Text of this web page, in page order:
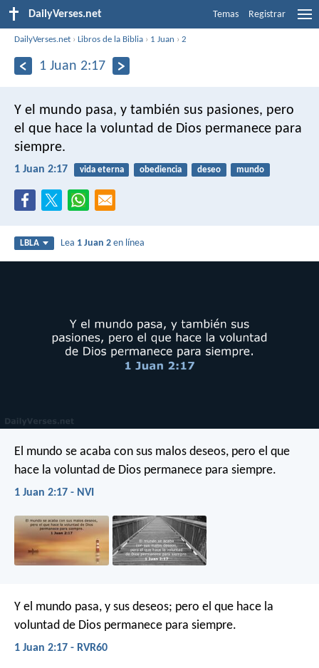
DailyVerses.net Temas Registrar
DailyVerses.net ›Libros de la Biblia › 1 Juan ›2
1 Juan 2:17
Y el mundo pasa, y también sus pasiones, pero
el que hace la voluntad de Dios permanece para
siempre.
1 Juan 2:17 vida eterna obediencia deseo mundo
LBLA Lea 1 Juan 2 en línea
El mundo se acaba con sus malos deseos, pero el que
hace la voluntad de Dios permanece para siempre.
1 Juan 2:17 - NVI
Y el mundo pasa, y sus deseos; pero el que hace la
voluntad de Dios permanece para siempre.
1 Juan 2:17 - RVR60